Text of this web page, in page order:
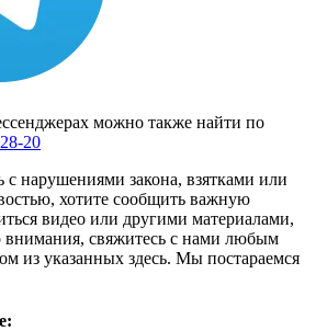
можно также найти по
20
с нарушениями закона, взятками или
хотите сообщить важную
видео или другими материалами,
свяжитесь с нами любым
из указанных здесь. Мы постараемся